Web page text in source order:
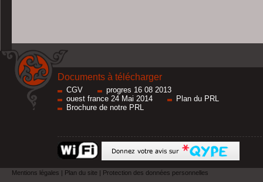
Documents à télécharger
CGV
progres 16 08 2013
ouest france 24 Mai 2014
Plan du PRL
Brochure de notre PRL
Mentions légales | Plan du site | Protection des données personnelles